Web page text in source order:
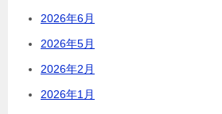
2026年6月
2026年5月
2026年2月
2026年1月